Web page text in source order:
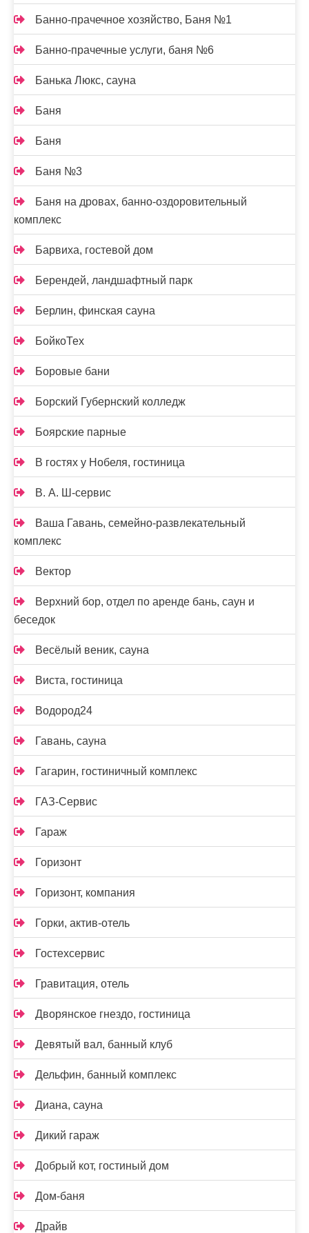
Банно-прачечное хозяйство, Баня №1
Банно-прачечные услуги, баня №6
Банька Люкс, сауна
Баня
Баня
Баня №3
Баня на дровах, банно-оздоровительный
комплекс
Барвиха, гостевой дом
Берендей, ландшафтный парк
Берлин, финская сауна
БойкоТех
Боровые бани
Борский Губернский колледж
Боярские парные
В гостях у Нобеля, гостиница
В. А. Ш-сервис
Ваша Гавань, семейно-развлекательный
комплекс
Вектор
Верхний бор, отдел по аренде бань, саун и
беседок
Весёлый веник, сауна
Виста, гостиница
Водород24
Гавань, сауна
Гагарин, гостиничный комплекс
ГАЗ-Сервис
Гараж
Горизонт
Горизонт, компания
Горки, актив-отель
Гостехсервис
Гравитация, отель
Дворянское гнездо, гостиница
Девятый вал, банный клуб
Дельфин, банный комплекс
Диана, сауна
Дикий гараж
Добрый кот, гостиный дом
Дом-баня
Драйв